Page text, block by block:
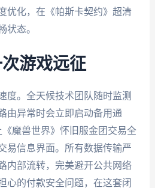
优化，在《帕斯卡契约》超清
状态。
游戏远征
度。全天候技术团队随时监测
由异常时会立即启动备用通
魔兽世界》怀旧服金团交易全
易信息界面。所有数据传输严
内部流转，完美避开公共网络
心的付款安全问题，在这套闭